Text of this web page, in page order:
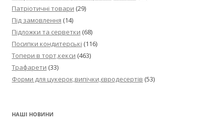
Патріотичні товари (29)
Під замовлення (14)
Підложки та серветки (68)
Посипки кондитерські (116)
Топери в торт,кекси (463)
Трафарети (33)
Форми для цукерок,випічки,євродесертів (53)
НАШІ НОВИНИ